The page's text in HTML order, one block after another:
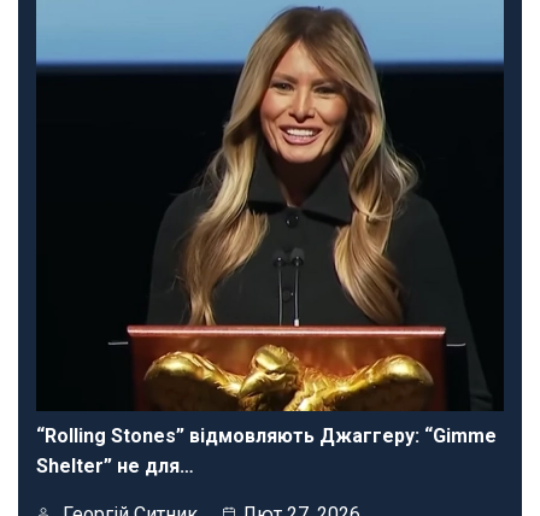
“Rolling Stones” відмовляють Джаггеру: “Gimme
Shelter” не для…